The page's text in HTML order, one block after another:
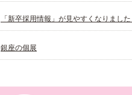
「新卒採用情報」が見やすくなりまし
銀座の個展